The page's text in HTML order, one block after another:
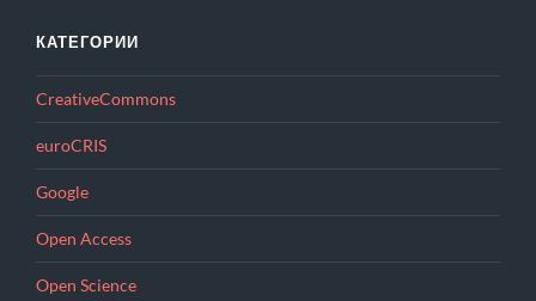
КАТЕГОРИИ
CreativeCommons
euroCRIS
Google
Open Access
Open Science